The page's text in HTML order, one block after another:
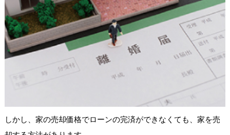
しかし、家の売却価格でローンの完済ができなくても、家を売